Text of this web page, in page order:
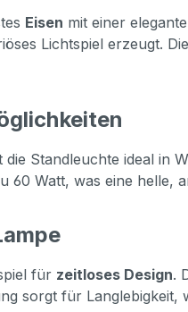
Eisen mit einer
Lichtspiel erzeugt.
Standleuchte ideal in
60 Watt, was eine helle,
für zeitloses Design.
sorgt für